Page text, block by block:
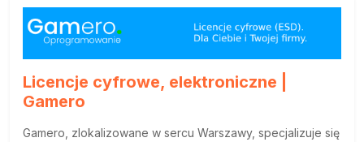
Licencje cyfrowe, elektroniczne |
Gamero
Gamero, zlokalizowane w sercu Warszawy, specjalizuje się